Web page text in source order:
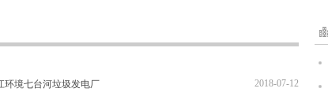
2018-07-12
环境七台河垃圾发电厂